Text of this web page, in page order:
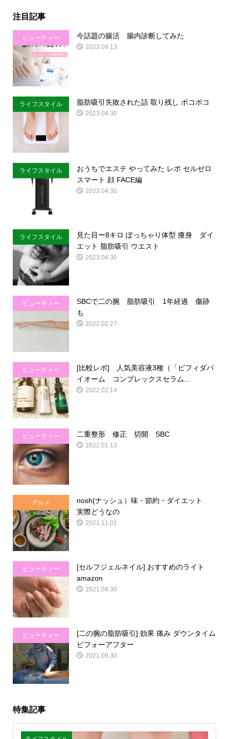
注目記事
ビューティー 今話題の腸活 腸内診断してみた
2023.09.13
ライフスタイル 脂肪吸引失敗された話 取り残し ボコボコ
2023.04.30
ライフスタイル
おうちでエステ やってみた レポ セルゼロ
スマート 顔 FACE編
2023.04.30
ライフスタイル
見た目ー8キロ ぽっちゃり体型 痩身 ダイ
エット 脂肪吸引 ウエスト
2023.04.30
ビューティー
SBCで二の腕 脂肪吸引 1年経過 傷跡
も
2022.02.27
ビューティー
[比較レポ] 人気美容液3種（「ビフィダバ
イオーム コンプレックスセラム...
2022.02.14
ビューティー 二重整形 修正 切開 SBC
2022.01.13
グルメ
nosh(ナッシュ）味・節約・ダイエット
実際どうなの
2021.11.01
ビューティー
[セルフジェルネイル] おすすめのライト
amazon
2021.09.30
ビューティー
[二の腕の脂肪吸引] 効果 痛み ダウンタイム
ビフォーアフター
2021.09.30
特集記事